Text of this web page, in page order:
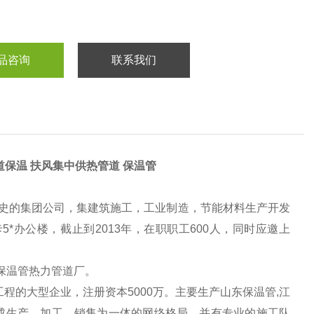
咨询 联系我们
温 扶风集中供热管道 保温管
集团公司，集建筑施工，工业制造，节能材料生产开发
办公楼，截止到2013年，在职职工600人，同时应邀上
管热力管道厂。
的大型企业，注册资本5000万。主要生产山东保温管,江